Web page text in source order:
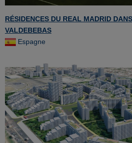
RÉSIDENCES DU REAL MADRID
VALDEBEBAS
Espagne